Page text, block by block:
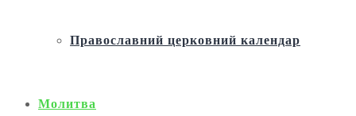
Православний церковний календар
Молитва